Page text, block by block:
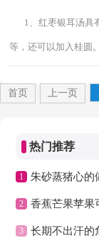
1、红枣银耳汤具
等，还可以加入桂圆
首页 上一页
热门推荐
1 朱砂蒸猪心的
2 香蕉芒果苹果
3 长期不出汗的